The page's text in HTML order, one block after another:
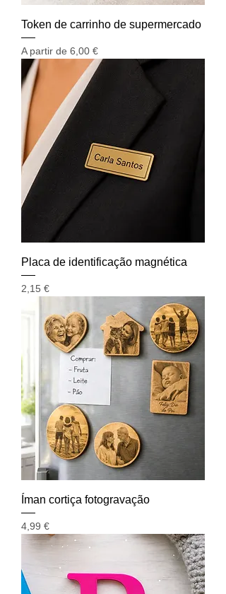
Token de carrinho de supermercado
A partir de 6,00 €
Preço promocional
Placa de identificação magnética
Preço
2,15 €
Íman cortiça fotogravação
Preço
4,99 €